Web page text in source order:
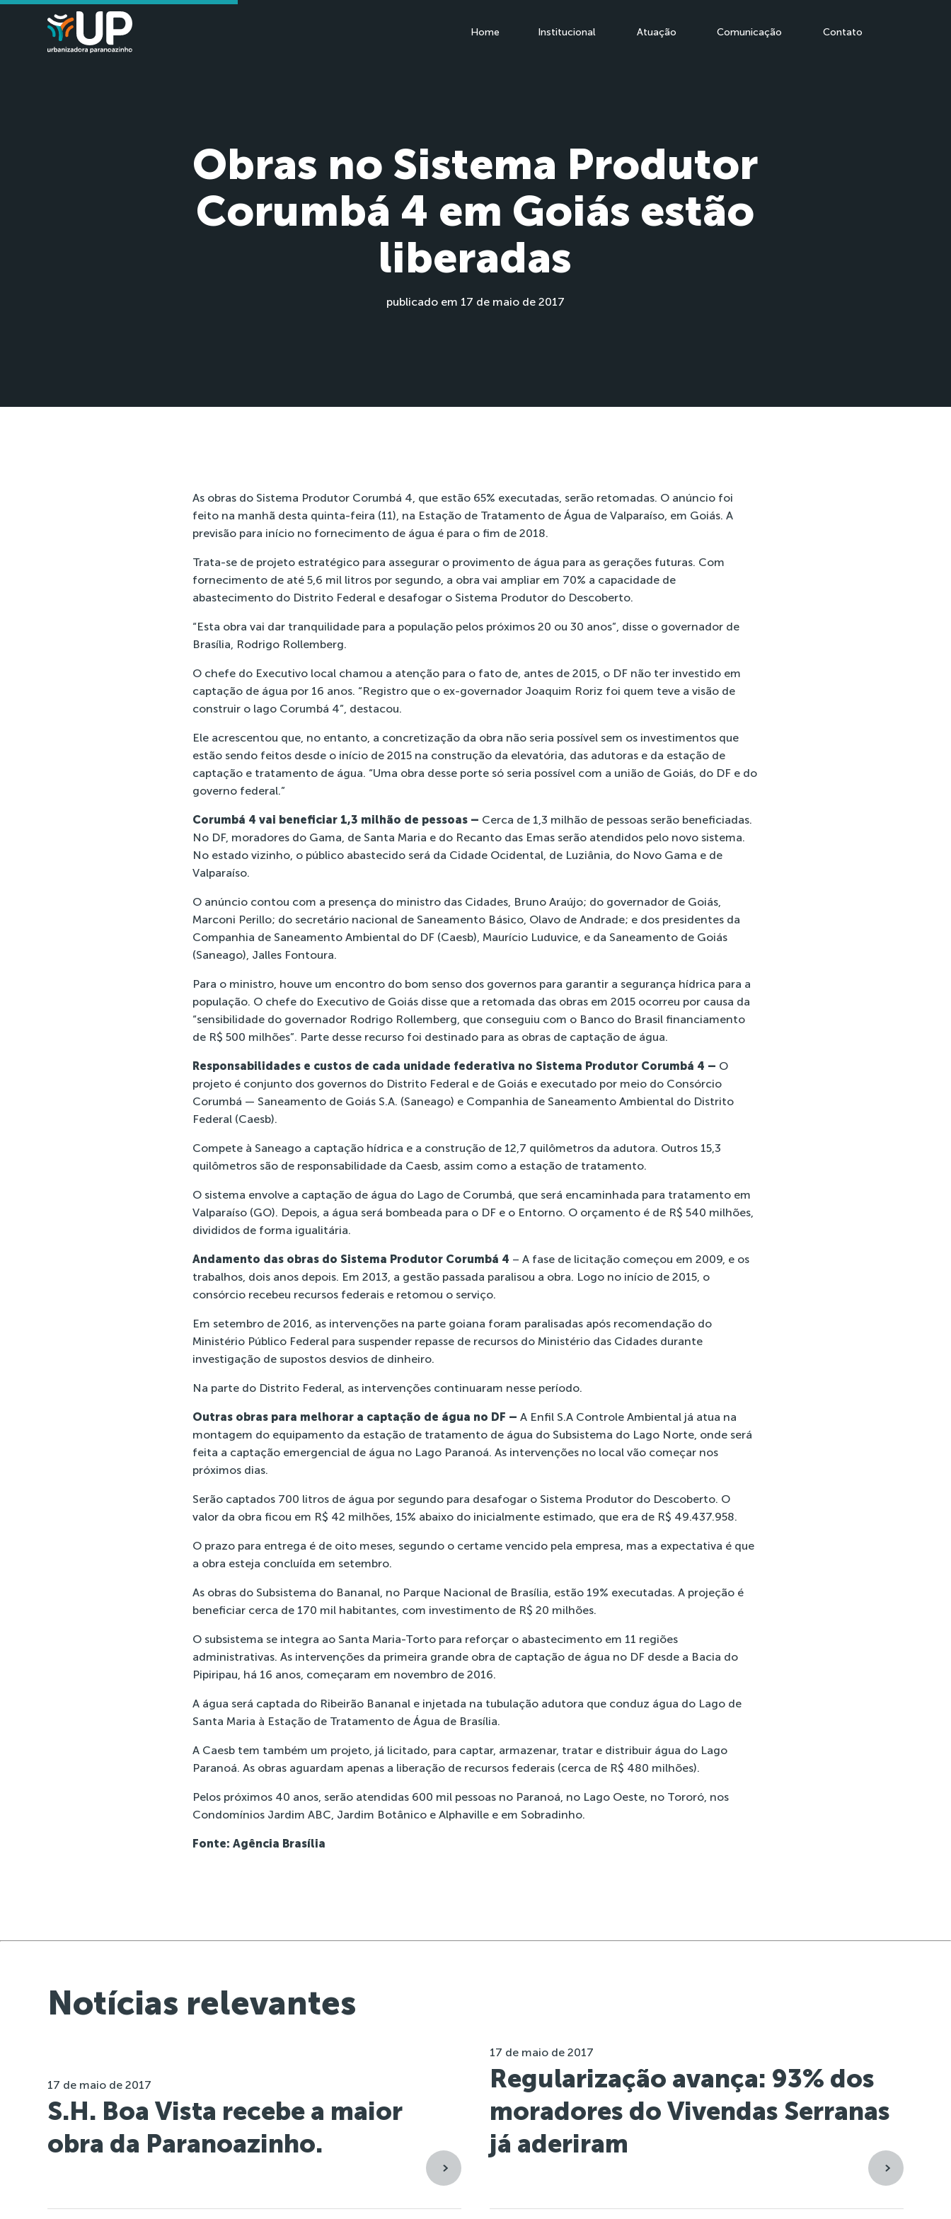
Home Institucional Atuação Comunicação Contato
Obras no Sistema Produtor
Corumbá 4 em Goiás estão
liberadas
publicado em 17 de maio de 2017
As obras do Sistema Produtor Corumbá 4, que estão 65% executadas, serão retomadas. O anúncio foi
feito na manhã desta quinta-feira (11), na Estação de Tratamento de Água de Valparaíso, em Goiás. A
previsão para início no fornecimento de água é para o fim de 2018.
Trata-se de projeto estratégico para assegurar o provimento de água para as gerações futuras. Com
fornecimento de até 5,6 mil litros por segundo, a obra vai ampliar em 70% a capacidade de
abastecimento do Distrito Federal e desafogar o Sistema Produtor do Descoberto.
“Esta obra vai dar tranquilidade para a população pelos próximos 20 ou 30 anos”, disse o governador de
Brasília, Rodrigo Rollemberg.
O chefe do Executivo local chamou a atenção para o fato de, antes de 2015, o DF não ter investido em
captação de água por 16 anos. “Registro que o ex-governador Joaquim Roriz foi quem teve a visão de
construir o lago Corumbá 4”, destacou.
Ele acrescentou que, no entanto, a concretização da obra não seria possível sem os investimentos que
estão sendo feitos desde o início de 2015 na construção da elevatória, das adutoras e da estação de
captação e tratamento de água. “Uma obra desse porte só seria possível com a união de Goiás, do DF e do
governo federal.”
Corumbá 4 vai beneficiar 1,3 milhão de pessoas – Cerca de 1,3 milhão de pessoas serão beneficiadas.
No DF, moradores do Gama, de Santa Maria e do Recanto das Emas serão atendidos pelo novo sistema.
No estado vizinho, o público abastecido será da Cidade Ocidental, de Luziânia, do Novo Gama e de
Valparaíso.
O anúncio contou com a presença do ministro das Cidades, Bruno Araújo; do governador de Goiás,
Marconi Perillo; do secretário nacional de Saneamento Básico, Olavo de Andrade; e dos presidentes da
Companhia de Saneamento Ambiental do DF (Caesb), Maurício Luduvice, e da Saneamento de Goiás
(Saneago), Jalles Fontoura.
Para o ministro, houve um encontro do bom senso dos governos para garantir a segurança hídrica para a
população. O chefe do Executivo de Goiás disse que a retomada das obras em 2015 ocorreu por causa da
“sensibilidade do governador Rodrigo Rollemberg, que conseguiu com o Banco do Brasil financiamento
de R$ 500 milhões”. Parte desse recurso foi destinado para as obras de captação de água.
Responsabilidades e custos de cada unidade federativa no Sistema Produtor Corumbá 4 – O
projeto é conjunto dos governos do Distrito Federal e de Goiás e executado por meio do Consórcio
Corumbá — Saneamento de Goiás S.A. (Saneago) e Companhia de Saneamento Ambiental do Distrito
Federal (Caesb).
Compete à Saneago a captação hídrica e a construção de 12,7 quilômetros da adutora. Outros 15,3
quilômetros são de responsabilidade da Caesb, assim como a estação de tratamento.
O sistema envolve a captação de água do Lago de Corumbá, que será encaminhada para tratamento em
Valparaíso (GO). Depois, a água será bombeada para o DF e o Entorno. O orçamento é de R$ 540 milhões,
divididos de forma igualitária.
Andamento das obras do Sistema Produtor Corumbá 4 – A fase de licitação começou em 2009, e os
trabalhos, dois anos depois. Em 2013, a gestão passada paralisou a obra. Logo no início de 2015, o
consórcio recebeu recursos federais e retomou o serviço.
Em setembro de 2016, as intervenções na parte goiana foram paralisadas após recomendação do
Ministério Público Federal para suspender repasse de recursos do Ministério das Cidades durante
investigação de supostos desvios de dinheiro.
Na parte do Distrito Federal, as intervenções continuaram nesse período.
Outras obras para melhorar a captação de água no DF – A Enfil S.A Controle Ambiental já atua na
montagem do equipamento da estação de tratamento de água do Subsistema do Lago Norte, onde será
feita a captação emergencial de água no Lago Paranoá. As intervenções no local vão começar nos
próximos dias.
Serão captados 700 litros de água por segundo para desafogar o Sistema Produtor do Descoberto. O
valor da obra ficou em R$ 42 milhões, 15% abaixo do inicialmente estimado, que era de R$ 49.437.958.
O prazo para entrega é de oito meses, segundo o certame vencido pela empresa, mas a expectativa é que
a obra esteja concluída em setembro.
As obras do Subsistema do Bananal, no Parque Nacional de Brasília, estão 19% executadas. A projeção é
beneficiar cerca de 170 mil habitantes, com investimento de R$ 20 milhões.
O subsistema se integra ao Santa Maria-Torto para reforçar o abastecimento em 11 regiões
administrativas. As intervenções da primeira grande obra de captação de água no DF desde a Bacia do
Pipiripau, há 16 anos, começaram em novembro de 2016.
A água será captada do Ribeirão Bananal e injetada na tubulação adutora que conduz água do Lago de
Santa Maria à Estação de Tratamento de Água de Brasília.
A Caesb tem também um projeto, já licitado, para captar, armazenar, tratar e distribuir água do Lago
Paranoá. As obras aguardam apenas a liberação de recursos federais (cerca de R$ 480 milhões).
Pelos próximos 40 anos, serão atendidas 600 mil pessoas no Paranoá, no Lago Oeste, no Tororó, nos
Condomínios Jardim ABC, Jardim Botânico e Alphaville e em Sobradinho.
Fonte: Agência Brasília
Notícias relevantes
17 de maio de 2017
S.H. Boa Vista recebe a maior
obra da Paranoazinho.
17 de maio de 2017
Regularização avança: 93% dos
moradores do Vivendas Serranas
já aderiram